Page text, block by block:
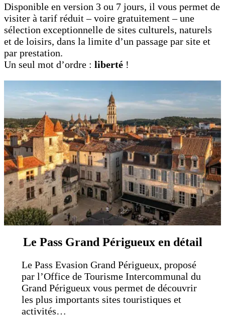
Disponible en version 3 ou 7 jours, il vous permet de
visiter à tarif réduit – voire gratuitement – une
sélection exceptionnelle de sites culturels, naturels
et de loisirs, dans la limite d’un passage par site et
par prestation.
Un seul mot d’ordre : liberté !
Le Pass Grand Périgueux en détail
Le Pass Evasion Grand Périgueux, proposé
par l’Office de Tourisme Intercommunal du
Grand Périgueux vous permet de découvrir
les plus importants sites touristiques et
activités…